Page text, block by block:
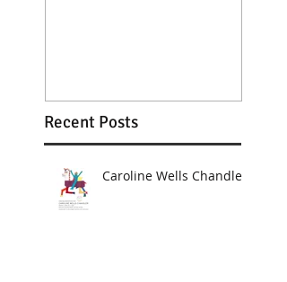
Recent Posts
Caroline Wells Chandler